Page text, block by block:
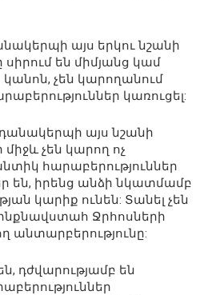
այս երկու նշանի
սիրում են միմյանց կամ
չեն կարողանում
կառուցել:
այս նշանի
չեն կարող ոչ
հարաբերություններ
են, իրենց անձի նկատմամբ
կարիք ունեն: Տանել չեն
Ջրհոսների
անտարբերությունը:
դժվարությամբ են